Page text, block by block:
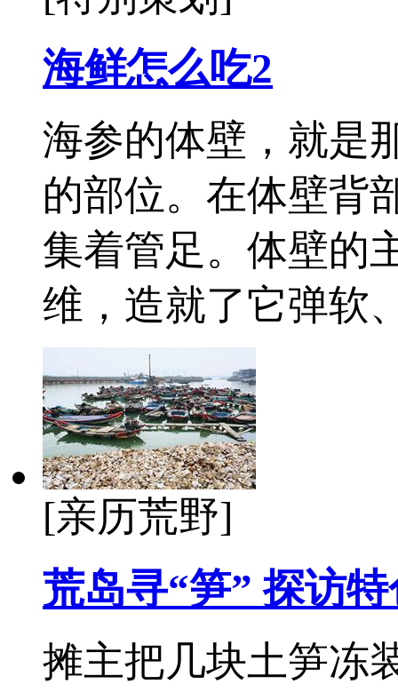
海鲜怎么吃2
海参的体壁，就是
的部位。在体壁背
集着管足。体壁的
维，造就了它弹
[亲历荒野]
荒岛寻“笋” 探访
摊主把几块土笋冻